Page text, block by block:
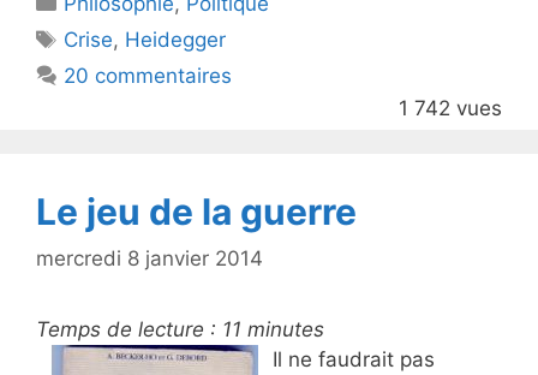
er e
b
o
Étiquettes
Crise, Heidegger
20 commentaires
1 742 vues
Le jeu de la guerre
mercredi 8 janvier 2014
Temps de lecture : 11 minutes
Il ne faudrait pas